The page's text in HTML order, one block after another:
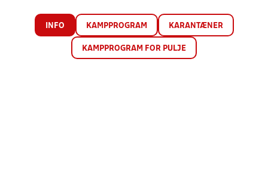
INFO KAMPPROGRAM KARANTÆNER
KAMPPROGRAM FOR PULJE